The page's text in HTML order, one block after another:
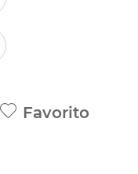
Favorito